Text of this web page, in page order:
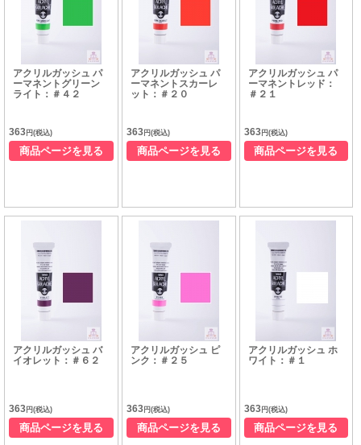
アクリルガッシュ パ
ーマネントグリーン
ライト：＃４２
363 円(税込)
商品ページを見る
アクリルガッシュ パ
ーマネントスカーレ
ット：＃２０
363円(税込)
商品ページを見る
アクリルガッシュ パ
ーマネントレッド：
＃２１
363円(税込)
商品ページを見る
アクリルガッシュ バ
イオレット：＃６２
363 円(税込)
商品ページを見る
アクリルガッシュ ピ
ンク：＃２５
363円(税込)
商品ページを見る
アクリルガッシュ ホ
ワイト：＃１
363円(税込)
商品ページを見る